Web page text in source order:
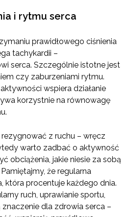
i rytmu serca
prawidłowego ciśnienia
tachykardii –
serca. Szczególnie istotne jest
czy zaburzeniami rytmu.
wspiera działanie
korzystnie na równowagę
z ruchu – wręcz
warto zadbać o aktywność
obciążenia, jakie niesie za sobą
że regularna
która procentuje każdego dnia.
ruch, uprawianie sportu,
dla zdrowia serca –